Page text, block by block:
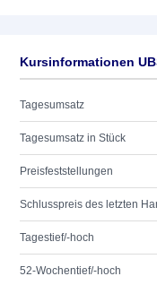
Kursinformationen
Tagesumsatz
Tagesumsatz in Stück
Preisfeststellungen
Schlusspreis des letzten
Tagestief/-hoch
52-Wochentief/-hoch